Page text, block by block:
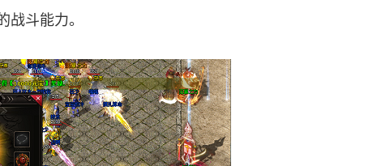
斗能力。